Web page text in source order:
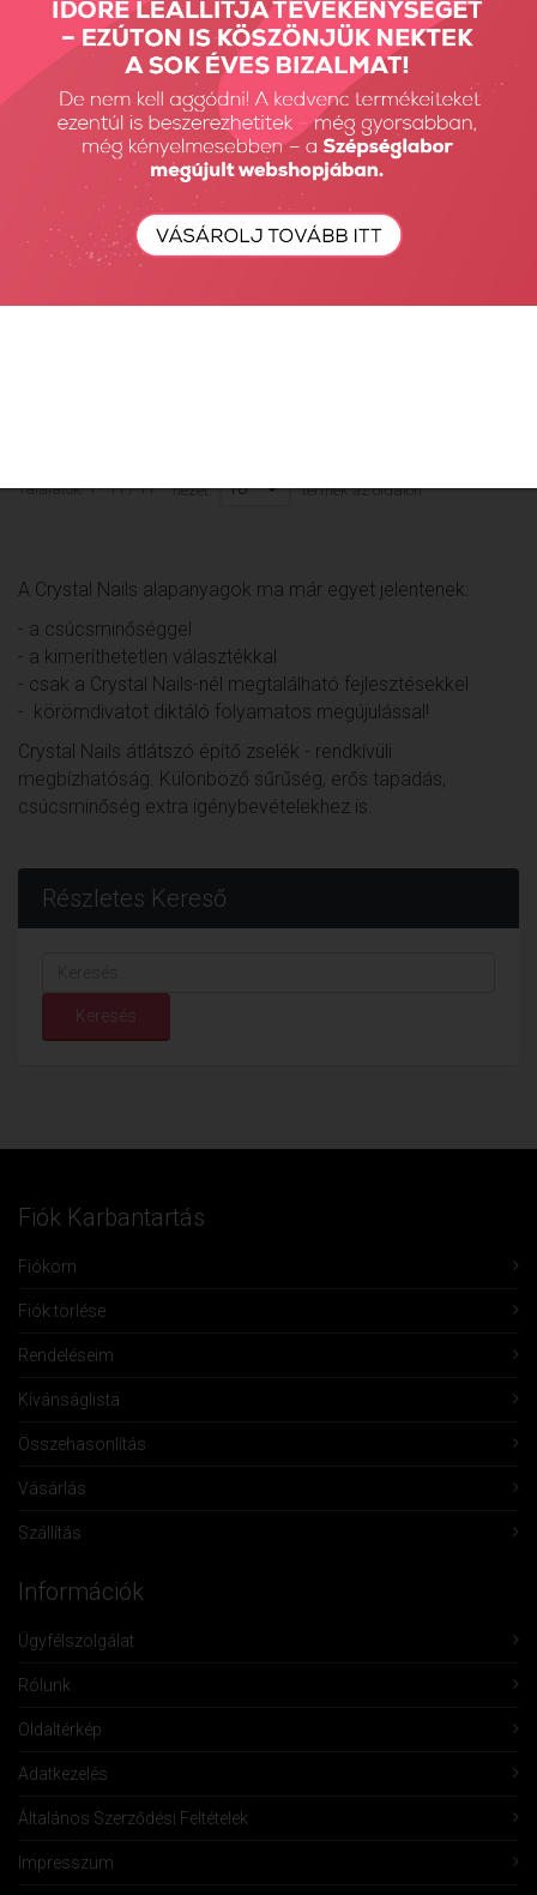
MILLENNIAL Builder Gel
Találatok: 1 - 11 / 11 nézet: 18 termék az oldalon
A Crystal Nails alapanyagok ma már egyet jelentenek:
- a csúcsminőséggel
- a kimeríthetetlen választékkal
- csak a Crystal Nails-nél megtalálható fejlesztésekkel
- körömdivatot diktáló folyamatos megújulással!
Crystal Nails átlátszó építő zselék - rendkívüli
megbízhatóság. Különböző sűrűség, erős tapadás,
csúcsminőség extra igénybevételekhez is.
Részletes Kereső
Keresés
Fiók Karbantartás
Fiókom
Fiók törlése
Rendeléseim
Kívánságlista
Összehasonlítás
Vásárlás
Szállítás
Információk
Ügyfélszolgálat
Rólunk
Oldaltérkép
Adatkezelés
Általános Szerződési Feltételek
Impresszum